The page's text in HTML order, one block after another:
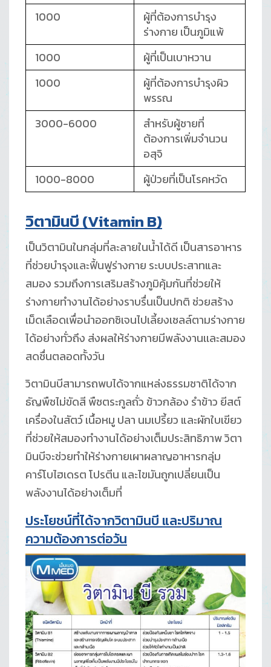
1000
ผู้ที่ต้องการบำรุง
ร่างกาย เป็นภูมิแพ้
1000
ผู้ที่เป็นเบาหวาน
1000
ผู้ที่ต้องการบำรุงผิว
พรรณ
3000-6000
สำหรับผู้ชายที่
ต้องการเพิ่มจำนวน
อสุจิ
1000-8000
ผู้ป่วยที่เป็นโรคหวัด
วิตามินบี (Vitamin B)
เป็นวิตามินในกลุ่มที่ละลายในน้ำได้ดี เป็นสารอาหาร
ที่ช่วยบำรุงและฟื้นฟูร่างกาย ระบบประสาทและ
สมอง รวมถึงการเสริมสร้างภูมิคุ้มกันที่ช่วยให้
ร่างกายทำงานได้อย่างราบรื่นเป็นปกติ ช่วยสร้าง
เม็ดเลือดเพื่อนำออกซิเจนไปเลี้ยงเซลล์ตามร่างกาย
ได้อย่างทั่วถึง ส่งผลให้ร่างกายมีพลังงานเเละสมอง
สดชื่นตลอดทั้งวัน
วิตามินบีสามารถพบได้จากแหล่งธรรมชาติได้จาก
ธัญพืชไม่ขัดสี พืชตระกูลถั่ว ข้าวกล้อง รำข้าว ยีสต์
เครื่องในสัตว์ เนื้อหมู ปลา นมเปรี้ยว และผักใบเขียว
ที่ช่วยให้สมองทำงานได้อย่างเต็มประสิทธิภาพ วิตา
มินบีจะช่วยทำให้ร่างกายเผาผลาญอาหารกลุ่ม
คาร์โบไฮเดรต โปรตีน และไขมันถูกเปลี่ยนเป็น
พลังงานได้อย่างเต็มที่
ประโยชน์ที่ได้จากวิตามินบี และปริมาณ
ความต้องการต่อวัน